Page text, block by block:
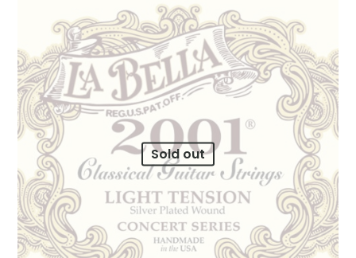
Sold out